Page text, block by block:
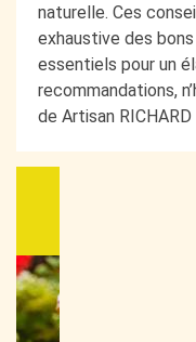
naturelle. Ces
exhaustive des
essentiels pour un
recommandations,
de Artisan